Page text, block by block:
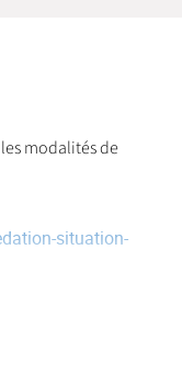
modalités de
situation-